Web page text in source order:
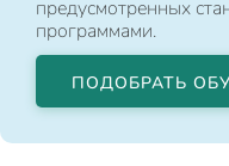
предусмотренных
программами.
ПОДОБРАТЬ